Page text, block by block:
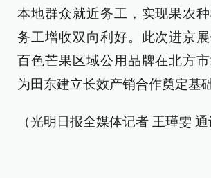
本地群众就近务工，实现果农
务工增收双向利好。此次进京
百色芒果区域公用品牌在北方市
为田东建立长效产销合作奠定基础
（光明日报全媒体记者 王瑾雯 通